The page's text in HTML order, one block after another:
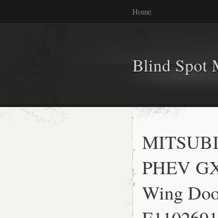
Home
Blind Spot
PHEV
Wing